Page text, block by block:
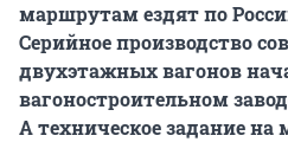
маршрутам ездят по
Серийное производство
двухэтажных вагонов
вагоностроительном
А техническое задание